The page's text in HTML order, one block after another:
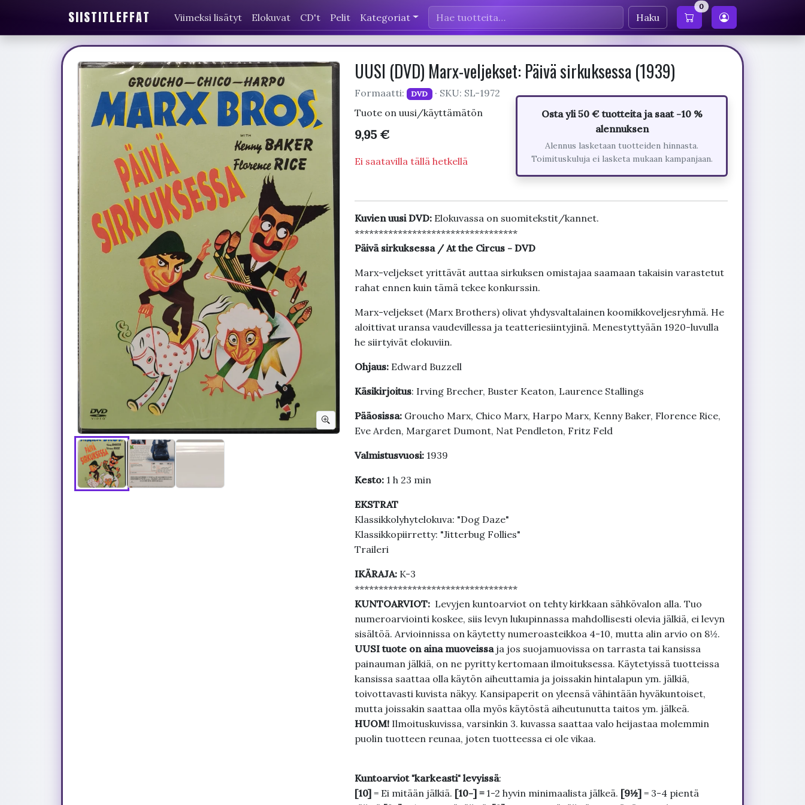
SIISTITLEFFAT Viimeksi lisätyt Elokuvat CD't Pelit Kategoriat Haku
0
UUSI (DVD) Marx-veljekset: Päivä sirkuksessa (1939)
Formaatti: DVD
· SKU: SL-1972
Tuote on uusi/käyttämätön
9,95 €
Ei saatavilla tällä hetkellä
Osta yli 50 € tuotteita ja saat -10 %
alennuksen
Alennus lasketaan tuotteiden hinnasta.
Toimituskuluja ei lasketa mukaan kampanjaan.
Kuvien uusi DVD: Elokuvassa on suomitekstit/kannet.
**********************************
Päivä sirkuksessa / At the Circus - DVD
Marx-veljekset yrittävät auttaa sirkuksen omistajaa saamaan takaisin varastetut
rahat ennen kuin tämä tekee konkurssin.
Marx-veljekset (Marx Brothers) olivat yhdysvaltalainen koomikkoveljesryhmä. He
aloittivat uransa vaudevillessa ja teatteriesiintyjinä. Menestyttyään 1920-luvulla
he siirtyivät elokuviin.
Ohjaus:Edward Buzzell
Käsikirjoitus: Irving Brecher, Buster Keaton, Laurence Stallings
Pääosissa: Groucho Marx, Chico Marx, Harpo Marx, Kenny Baker, Florence Rice,
Eve Arden, Margaret Dumont, Nat Pendleton, Fritz Feld
Valmistusvuosi:1939
Kesto: 1 h 23 min
EKSTRAT
Klassikkolyhytelokuva: "Dog Daze"
Klassikkopiirretty: "Jitterbug Follies"
Traileri
IKÄRAJA: K-3
**********************************
KUNTOARVIOT: Levyjen kuntoarviot on tehty kirkkaan sähkövalon alla. Tuo
numeroarviointi koskee, siis levyn lukupinnassa mahdollisesti olevia jälkiä, ei levyn
sisältöä. Arvioinnissa on käytetty numeroasteikkoa 4-10, mutta alin arvio on 8½.
UUSI tuote on aina muoveissa ja jos suojamuovissa on tarrasta tai kansissa
painauman jälkiä, on ne pyritty kertomaan ilmoituksessa. Käytetyissä tuotteissa
kansissa saattaa olla käytön aiheuttamia ja joissakin hintalapun ym. jälkiä,
toivottavasti kuvista näkyy. Kansipaperit on yleensä vähintään hyväkuntoiset,
mutta joissakin saattaa olla myös käytöstä aiheutunutta taitos ym. jälkeä.
HUOM!Ilmoituskuvissa, varsinkin 3. kuvassa saattaa valo heijastaa molemmin
puolin tuotteen reunaa, joten tuotteessa ei ole vikaa.
Kuntoarviot "karkeasti" levyissä:
[10]= Ei mitään jälkiä. [10-] = 1-2 hyvin minimaalista jälkeä. [9½]= 3-4 pientä